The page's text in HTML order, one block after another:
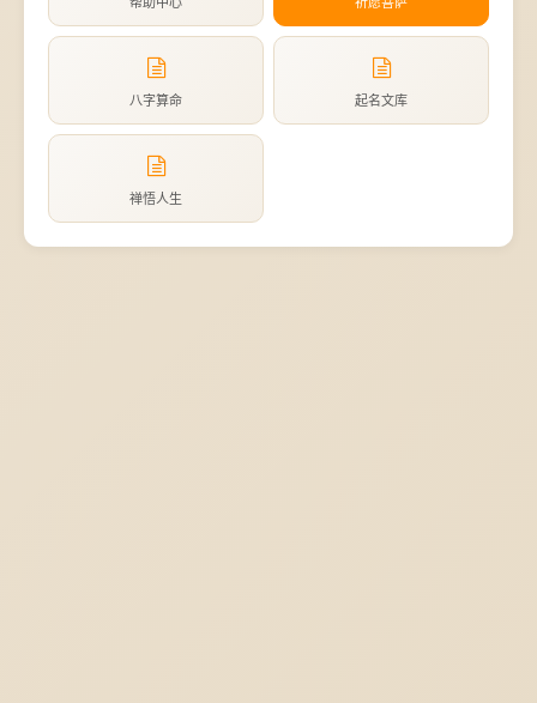
八字算命 起名文库
禅悟人生